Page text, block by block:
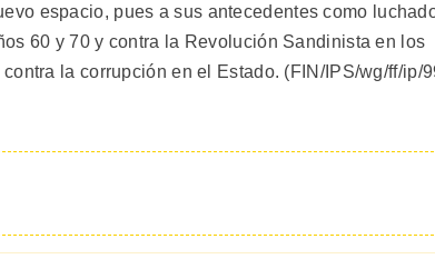
espacio, pues a sus antecedentes como
60 y 70 y contra la Revolución Sandinista en los
la corrupción en el Estado. (FIN/IPS/wg/ff/ip/